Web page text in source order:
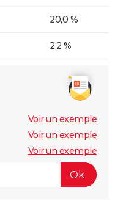
20,0 %
2,2 %
Voir un exemple
Voir un exemple
Voir un exemple